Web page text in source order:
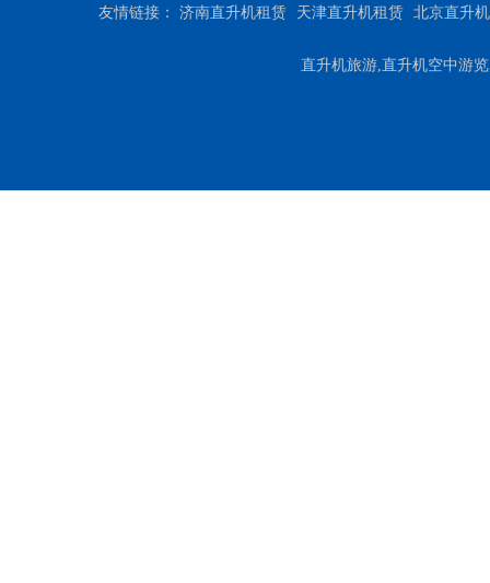
友情链接： 济南直升机租赁 天津直升机租赁 北京直升
直升机旅游,直升机空中游